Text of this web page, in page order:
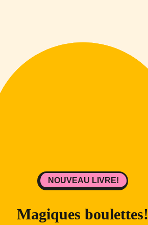
Magiques boulettes!
NOUVEAU LIVRE!